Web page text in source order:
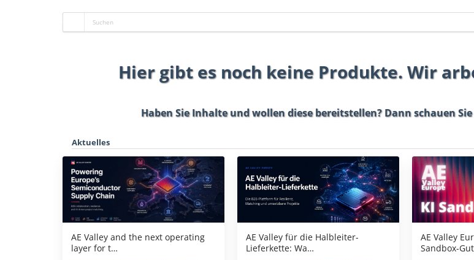
Hier gibt es noch keine Produkte. Wir
Haben Sie Inhalte und wollen diese bereitstellen? Dann schauen
Aktuelles
AE Valley and the next operating
layer for t…
AE Valley für die Halbleiter-
Lieferkette: Wa…
AE Valley
Sandbox-